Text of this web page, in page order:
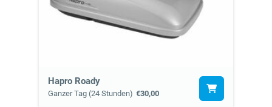
Hapro Roady
Ganzer Tag (24 Stunden) €30,00